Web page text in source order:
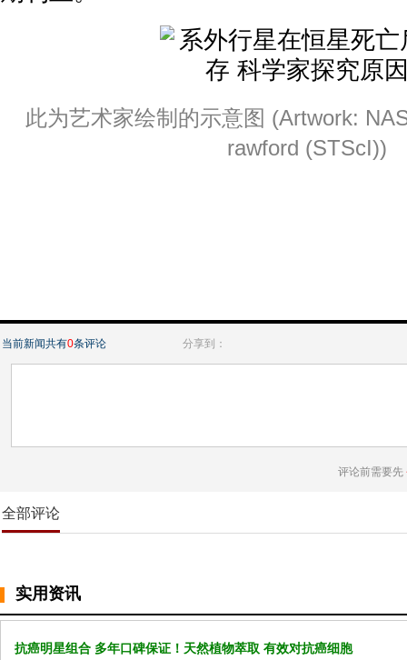
此为艺术家绘制的示意图 (Artwork:
rawford (STScI))
当前新闻共有0条评论 分享到：
评论前需要先
全部评论
实用资讯
抗癌明星组合 多年口碑保证！天然植物萃取 有效对抗癌细胞